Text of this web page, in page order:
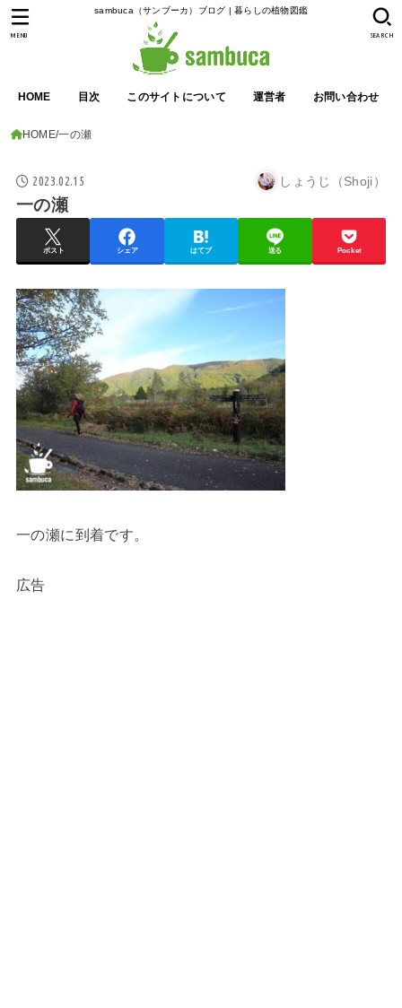
sambuca（サンブーカ）ブログ | 暮らしの植物図鑑
HOME 目次 このサイトについて 運営者 お問い合わせ
SEARCH
MENU
HOME 一の瀬
2023.02.15 しょうじ（Shoji）
一の瀬
ポスト シェア はてブ 送る Pocket
一の瀬に到着です。
広告